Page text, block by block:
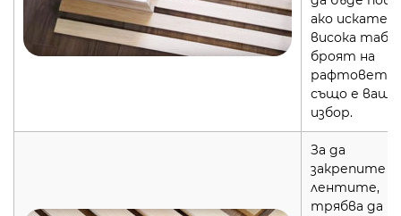
ако искате
висока
броят на
рафтовете
също е ваш
избор.
За да
закрепите
лентите,
трябва да